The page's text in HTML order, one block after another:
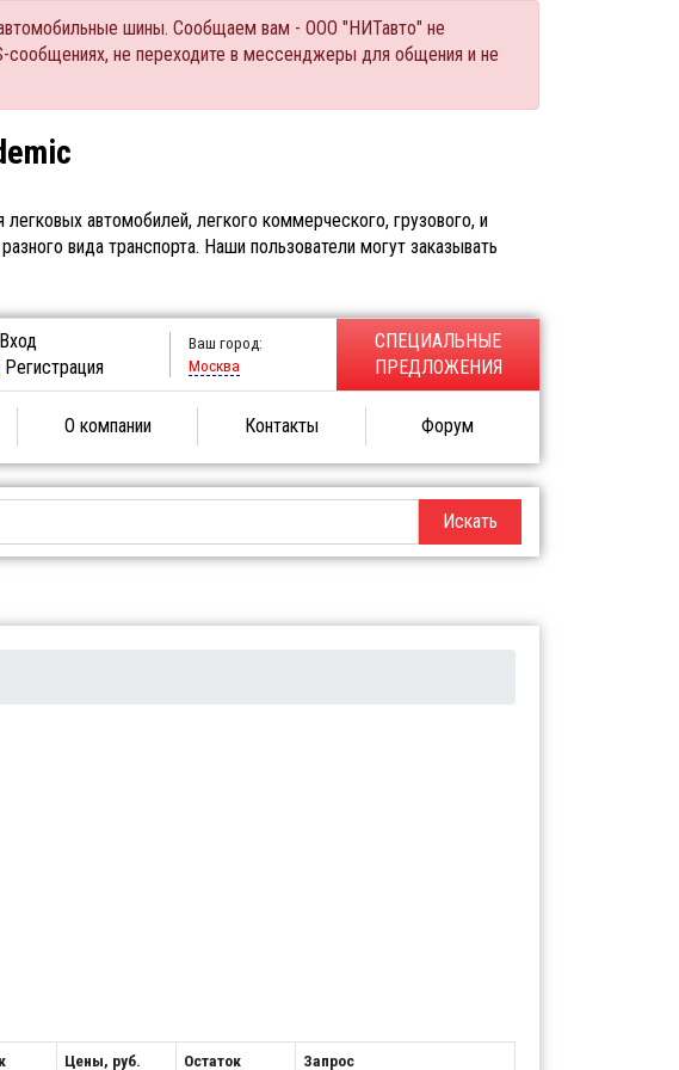
шины. Сообщаем вам - ООО "НИТавто" не
сообщениях, не переходите в мессенджеры для общения и не
автомобилей, легкого коммерческого, грузового, и
вида транспорта. Наши пользователи могут заказывать
Вход
Регистрация
Ваш город:
Москва
СПЕЦИАЛЬНЫЕ
ПРЕДЛОЖЕНИЯ
О компании Контакты Форум
Искать
Цены, руб. Остаток Запрос